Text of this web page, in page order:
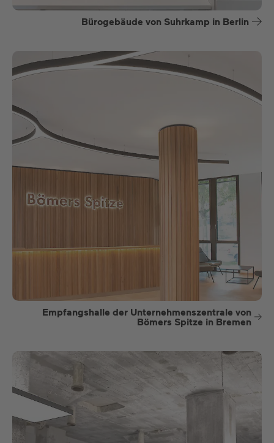
Bürogebäude von Suhrkamp in Berlin
Empfangshalle der Unternehmenszentrale von
Bömers Spitze in Bremen